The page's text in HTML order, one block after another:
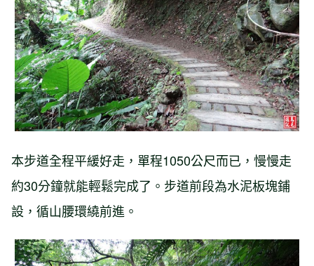
本步道全程平緩好走，單程1050公尺而已，慢慢走
約30分鐘就能輕鬆完成了。步道前段為水泥板塊鋪
設，循山腰環繞前進。